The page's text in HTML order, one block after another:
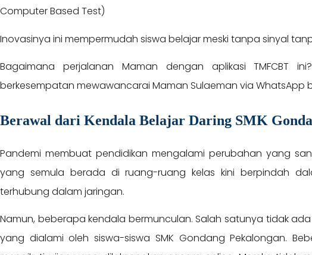
Computer Based Test)
Inovasinya ini mempermudah siswa belajar meski tanpa sinyal
Bagaimana perjalanan Maman dengan aplikasi TMFCBT
berkesempatan mewawancarai Maman Sulaeman via WhatsApp
Berawal dari Kendala Belajar Daring SMK
Pandemi membuat pendidikan mengalami perubahan yang
yang semula berada di ruang-ruang kelas kini berpindah
terhubung dalam jaringan.
Namun, beberapa kendala bermunculan. Salah satunya tidak
yang dialami oleh siswa-siswa SMK Gondang Pekalongan.